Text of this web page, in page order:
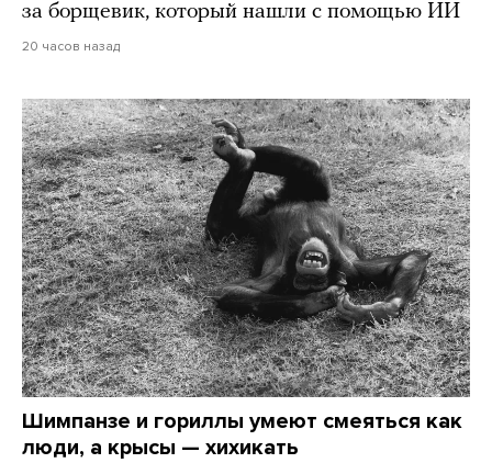
за борщевик, который нашли с помощью ИИ
20 часов назад
Шимпанзе и гориллы умеют смеяться как
люди, а крысы — хихикать